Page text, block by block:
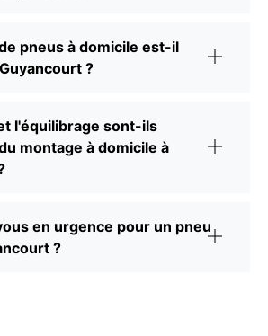
pneus à domicile est-il
?
l'équilibrage sont-ils
montage à domicile à
en urgence pour un pneu
?